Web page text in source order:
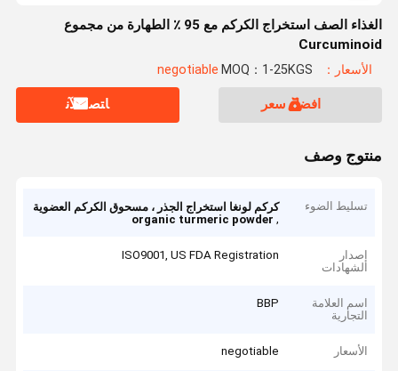
الغذاء الصف استخراج الكركم مع 95 ٪ الطهارة من مجموع
Curcuminoid
الأسعار：negotiable MOQ：1-25KGS
افضل سعر ﺎﺘﺼﻟ ﺍﻶﻧ
منتوج وصف
تسليط الضوء
كركم لونغا استخراج الجذر ، مسحوق الكركم العضوية
,
organic turmeric powder
إصدار
الشهادات
ISO9001, US FDA Registration
اسم العلامة
التجارية
BBP
الأسعار negotiable